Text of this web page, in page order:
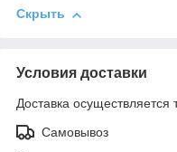
Скрыть
Условия доставки
Доставка осуществляется
Самовывоз